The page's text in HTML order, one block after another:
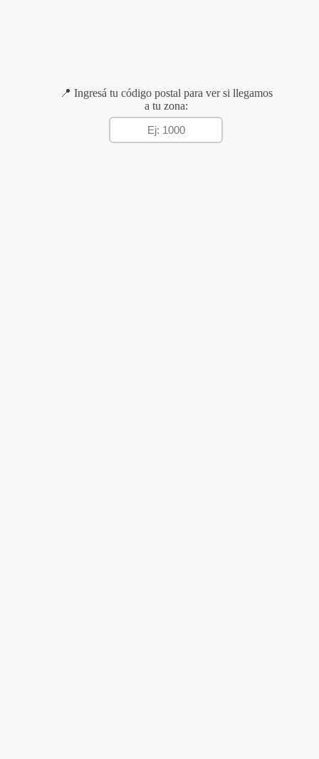
📍 Ingresá tu código postal para ver si llegamos
a tu zona: